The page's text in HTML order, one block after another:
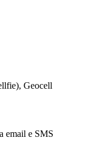
Geocell
email e SMS